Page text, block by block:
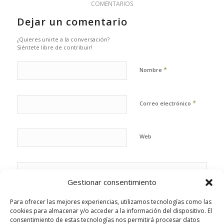
Gestionar consentimiento
Para ofrecer las mejores experiencias, utilizamos tecnologías como las
cookies para almacenar y/o acceder a la información del dispositivo. El
consentimiento de estas tecnologías nos permitirá procesar datos
COMENTARIOS
Dejar un comentario
¿Quieres unirte a la conversación?
Siéntete libre de contribuir!
Nombre *
Correo electrónico *
Web